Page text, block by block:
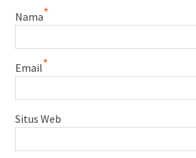
Nama*
Email*
Situs Web